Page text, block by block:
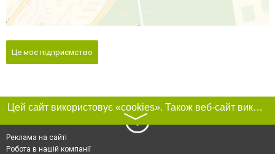
Це моє підприємство
Цей сайт використовує «cookies». Також веб-сайт використовує інтернет-сервіс для збору технічних даних стосовно відвідувачів з метою отримання маркетингової та статистичної інформації. Умови обробки даних відвідувачів сайту див.
〉
Реклама на сайті
Робота в нашій компанії